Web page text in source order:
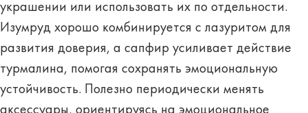
украшении или использовать их по отдельности.
Изумруд хорошо комбинируется с лазуритом для
развития доверия, а сапфир усиливает действие
турмалина, помогая сохранять эмоциональную
устойчивость. Полезно периодически менять